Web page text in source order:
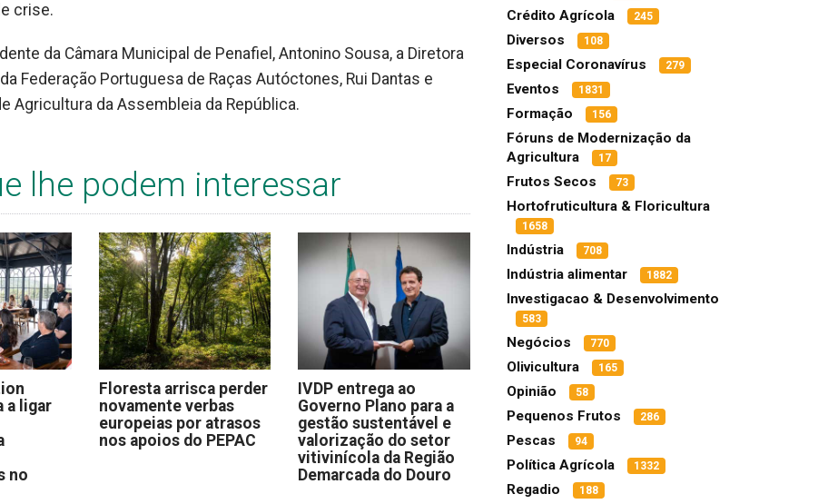
crise.
da Câmara Municipal de Penafiel, Antonino Sousa, a Diretora
Federação Portuguesa de Raças Autóctones, Rui Dantas e
Agricultura da Assembleia da República.
lhe podem interessar
a ligar
no
Floresta arrisca perder
novamente verbas
europeias por atrasos
nos apoios do PEPAC
IVDP entrega ao
Governo Plano para a
gestão sustentável e
valorização do setor
vitivinícola da Região
Demarcada do Douro
Crédito Agrícola 245
Diversos 108
Especial Coronavírus 279
Eventos 1831
Formação 156
Fóruns de Modernização da
Agricultura
17
Frutos Secos 73
Hortofruticultura & Floricultura
1658
Indústria 708
Indústria alimentar 1882
Investigacao & Desenvolvimento
583
Negócios 770
Olivicultura 165
Opinião 58
Pequenos Frutos 286
Pescas 94
Política Agrícola 1332
Regadio 188